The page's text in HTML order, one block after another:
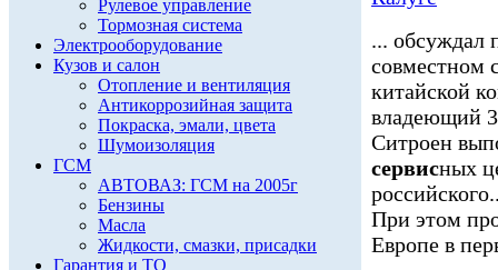
Рулевое управление
Тормозная система
Электрооборудование
Кузов и салон
Отопление и вентиляция
Антикоррозийная защита
Покраска, эмали, цвета
Шумоизоляция
ГСМ
АВТОВАЗ: ГСМ на 2005г
Бензины
Масла
Жидкости, смазки, присадки
Гарантия и ТО
... обсуждал
совместном
китайской
владеющий
Ситроен
сервисных
При этом
Европе в